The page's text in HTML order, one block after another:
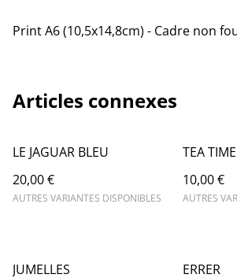
Print A6 (10,5x14,8cm) - Cadre non
Articles connexes
LE JAGUAR BLEU
20,00 €
AUTRES VARIANTES DISPONIBLES
TEA TIME
10,00 €
AUTRES
JUMELLES ERRER